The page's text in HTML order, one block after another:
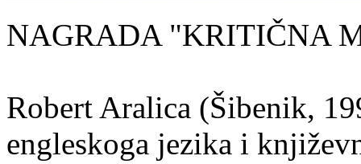
NAGRADA "KRITIČNA
Robert Aralica (Šibenik,
engleskoga jezika i